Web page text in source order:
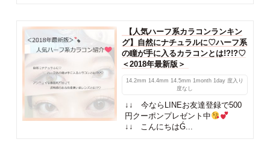
【人気ハーフ系カラコンランキン
グ】自然にナチュラルに♡ハーフ系
の瞳が手に入るカラコンとは!?!?♡
＜2018年最新版＞
14.2mm 14.4mm 14.5mm 1month 1day 度入り
度なし
↓↓ 今ならLINEお友達登録で500
円クーポンプレゼント中
↓↓ こんにちはǴ...